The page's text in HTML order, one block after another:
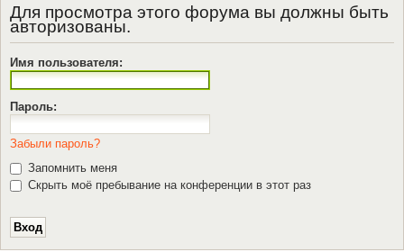
Для просмотра этого форума вы должны быть
авторизованы.
Имя пользователя:
Пароль:
Забыли пароль?
Запомнить меня
Скрыть моё пребывание на конференции в этот раз